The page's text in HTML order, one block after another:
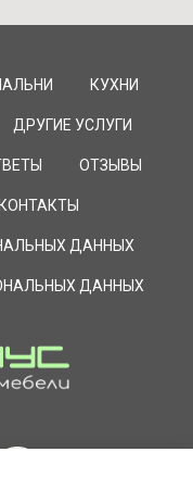
КУХНИ
ДРУГИЕ УСЛУГИ
ОТЗЫВЫ
КОНТАКТЫ
ДАННЫХ
ДАННЫХ